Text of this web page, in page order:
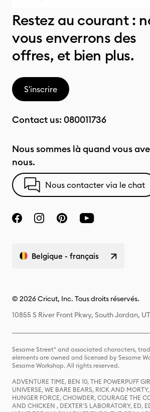
Restez au courant :
vous enverrons des
offres, et bien plus.
S'inscrire
Contact us: 080011736
Nous sommes là quand vous
nous.
Nous contacter via le chat
Belgique - français
© 2026 Cricut, Inc. Tous droits réservés.
10855 S River Front Pkwy, South Jordan,
Sesame Street® and associated characters,
elements are owned and licensed by Sesame
Sesame Workshop. All rights reserved.
ADVENTURE TIME, BEN 10, THE POWERPUFF
UNIVERSE, WE BARE BEARS, RICK AND
HUNGER FORCE, CHOWDER, COURAGE THE
AND CHICKEN , DEXTER'S LABORATORY, ED,